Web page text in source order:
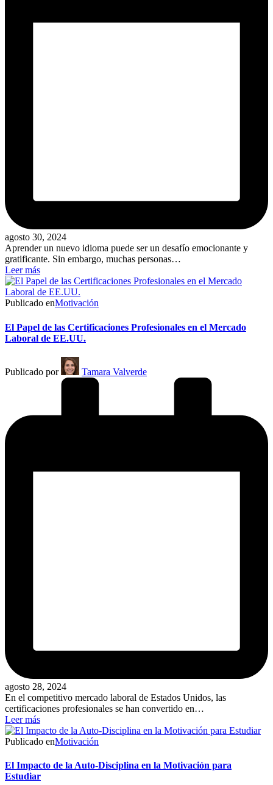
agosto 30, 2024
Aprender un nuevo idioma puede ser un desafío emocionante y
gratificante. Sin embargo, muchas personas…
Leer más
Publicado enMotivación
El Papel de las Certificaciones Profesionales en el Mercado
Laboral de EE.UU.
Publicado por Tamara Valverde
agosto 28, 2024
En el competitivo mercado laboral de Estados Unidos, las
certificaciones profesionales se han convertido en…
Leer más
Publicado enMotivación
El Impacto de la Auto-Disciplina en la Motivación para
Estudiar